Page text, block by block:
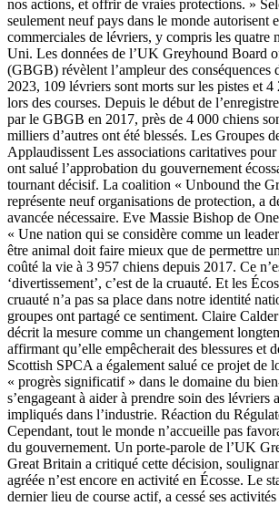
nos actions, et offrir de vraies protections. »
seulement neuf pays dans le monde autorisent
commerciales de lévriers, y compris les quatre
Uni. Les données de l’UK Greyhound Board
(GBGB) révèlent l’ampleur des conséquences
2023, 109 lévriers sont morts sur les pistes et 4
lors des courses. Depuis le début de
par le GBGB en 2017, près de 4 000 chiens
milliers d’autres ont été blessés. Les Groupes
Applaudissent Les associations caritatives
ont salué l’approbation du gouvernement
tournant décisif. La coalition « Unbound the
représente neuf organisations de protection, a
avancée nécessaire. Eve Massie Bishop de
« Une nation qui se considère comme un
être animal doit faire mieux que de permettre
coûté la vie à 3 957 chiens depuis 2017. Ce
‘divertissement’, c’est de la cruauté. Et les
cruauté n’a pas sa place dans notre identité
groupes ont partagé ce sentiment. Claire
décrit la mesure comme un changement
affirmant qu’elle empêcherait des blessures et
Scottish SPCA a également salué ce projet de
« progrès significatif » dans le domaine du
s’engageant à aider à prendre soin des lévriers
impliqués dans l’industrie. Réaction du
Cependant, tout le monde n’accueille pas
du gouvernement. Un porte-parole de l’UK
Great Britain a critiqué cette décision,
agréée n’est encore en activité en Écosse. Le
dernier lieu de course actif, a cessé ses